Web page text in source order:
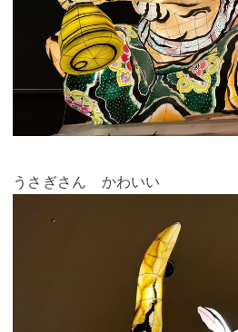
うさぎさん かわいい